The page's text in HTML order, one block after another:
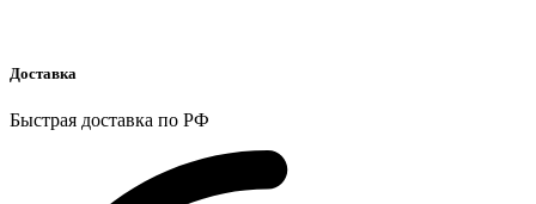
Доставка
Быстрая доставка по РФ